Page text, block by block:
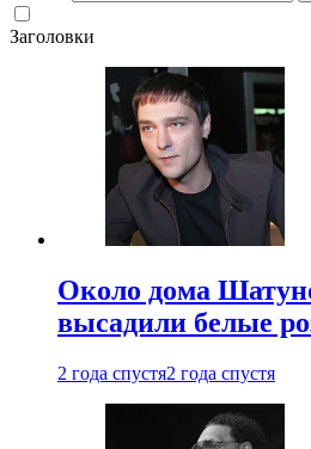
Заголовки
Около дома
высадили белые
2 года спустя2 года спустя